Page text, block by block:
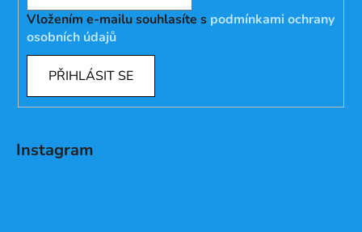
Vložením e-mailu souhlasíte s podmínkami ochrany
osobních údajů
PŘIHLÁSIT SE
Instagram